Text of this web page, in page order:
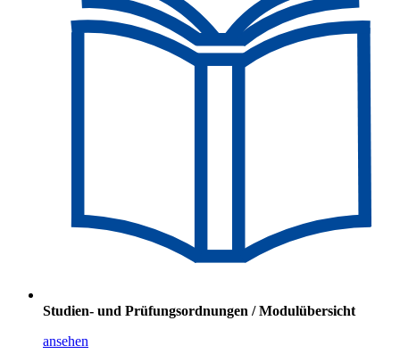
Studien- und Prüfungsordnungen / Modulübersicht
ansehen